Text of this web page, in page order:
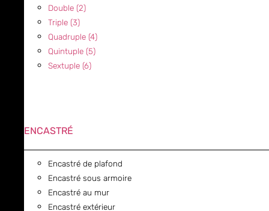
Double (2)
Triple (3)
Quadruple (4)
Quintuple (5)
Sextuple (6)
ENCASTRÉ
Encastré de plafond
Encastré sous armoire
Encastré au mur
Encastré extérieur